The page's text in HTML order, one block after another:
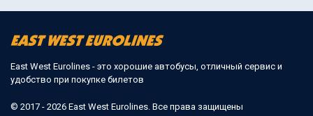
East West Eurolines - это хорошие автобусы, отличный сервис и
удобство при покупке билетов
© 2017 - 2026 East West Eurolines. Все права защищены